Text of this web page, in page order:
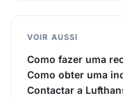
VOIR AUSSI
Como fazer uma
Como obter uma
Contactar a